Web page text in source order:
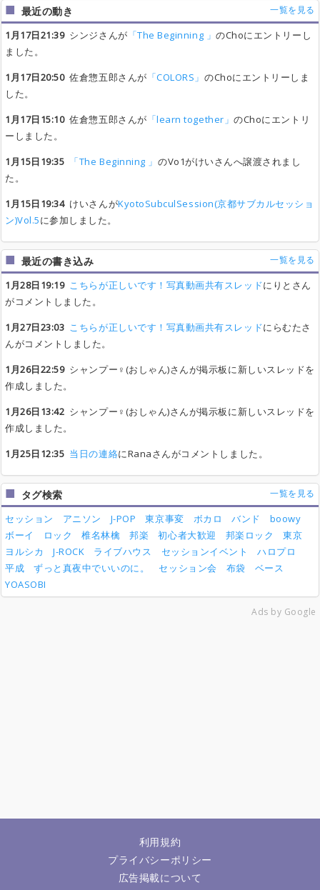
最近の動き 一覧を見る
1月17日21:39シンジさんが 「The Beginning 」のChoにエントリーし
ました。
1月17日20:50佐倉惣五郎さんが 「COLORS」 のChoにエントリーしま
した。
1月17日15:10佐倉惣五郎さんが 「learn together」のChoにエントリ
ーしました。
1月15日19:35
「The Beginning 」 のVo1がけいさんへ譲渡されまし
た。
1月15日19:34けいさんがKyotoSubculSession(京都サブカルセッショ
ン)Vol.5に参加しました。
最近の書き込み 一覧を見る
1月28日19:19 こちらが正しいです！写真動画共有スレッドにりとさん
がコメントしました。
1月27日23:03 こちらが正しいです！写真動画共有スレッドにらむたさ
んがコメントしました。
1月26日22:59シャンプー♀(おしゃん)さんが掲示板に新しいスレッドを
作成しました。
1月26日13:42 シャンプー♀(おしゃん)さんが掲示板に新しいスレッドを
作成しました。
1月25日12:35 当日の連絡にRanaさんがコメントしました。
タグ検索 一覧を見る
セッション アニソン J-POP 東京事変 ボカロ バンド
boowy
ボーイ
ロック 椎名林檎 邦楽 初心者大歓迎 邦楽ロック
東京
ヨルシカ
J-ROCK ライブハウス セッションイベント
ハロプロ
平成
ずっと真夜中でいいのに。 セッション会 布袋
ベース
YOASOBI
Ads by Google
利用規約
プライバシーポリシー
広告掲載について